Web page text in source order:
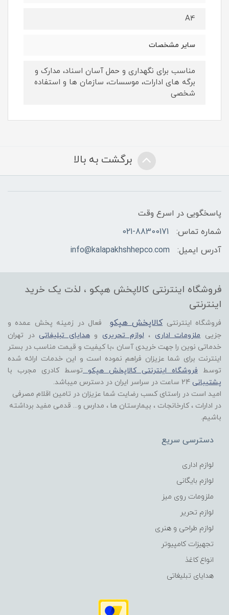
A4
سایر مشخصات
مناسب برای نگهداری و حمل آسان اسناد، مدارک و
برگه های ادارات، موسسات، سازمان ها و استفاده
شخصی
برگشت به بالا
پاسخگویی در اسرع وقت
شماره تماس:
021-88300171
آدرس ایمیل:
info@kalapakhshhepco.com
فروشگاه اینترنتی کالاپخش هپکو ، لذت یک خرید
اینترنتی
فروشگاه اینترنتی کالاپخش هپکو
فعال در زمینه پخش عمده و
جزییملزومات اداری ،لوازم تحریری وهدایای تبلیغاتیدر تهران
خدماتی نوین را جهت خریدی آسان ،با کیفیت و قیمت مناسب در بستر
اینترنت برای شما عزیزان فراهم نموده است و این خدمات ارائه شده
توسط فروشگاه اینترنتی کالاپخش هپکو
توسط کادری مجرب با
پشتیبانی
امید است در راستای کسب رضایت شما عزیزان در تامین اقلام مصرفی
در ادارات ، کارخانجات ، بیمارستان ها ، مدارس و... قدمی مفید برداشته
باشیم.
دسترسی سریع
لوازم اداری
لوازم بایگانی
ملزومات روی میز
لوازم تحریر
لوازم طراحی و هنری
تجهیزات کامپیوتر
انواع کاغذ
هدایای تبلیغاتی